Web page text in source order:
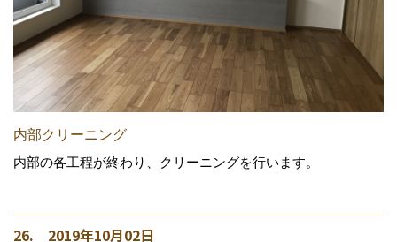
内部クリーニング
内部の各工程が終わり、クリーニングを行います。
26. 2019年10月02日